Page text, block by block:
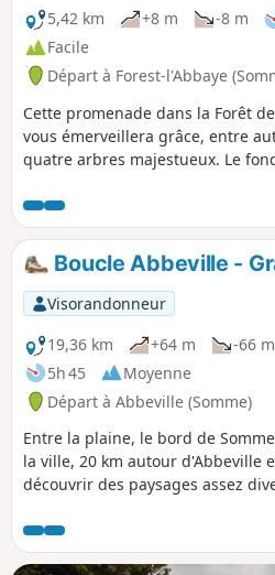
5,42 km
+8 m -8 m
Facile
Départ à Forest-l'Abbaye
Cette promenade dans la Forêt
vous émerveillera grâce, entre
quatre arbres majestueux. Le
le parcours.
Boucle Abbeville -
Visorandonneur
19,36 km
+64 m
-66 m
5h 45
Moyenne
Départ à Abbeville (Somme)
Entre la plaine, le bord de
la ville, 20 km autour d'Abbeville
découvrir des paysages assez
printemps (ou de toute autre
équipé en conséquence).